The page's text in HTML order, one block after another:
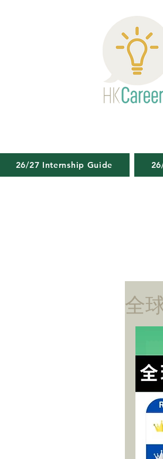
26/27 Internship Guide
全